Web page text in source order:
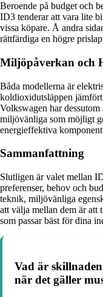
Beroende på budget och
ID3 tenderar att vara lite
vissa köpare. Å andra
rättfärdiga en högre
Miljöpåverkan och
Båda modellerna är
koldioxidutsläppen
Volkswagen har
miljövänliga som möjligt
energieffektiva
Sammanfattning
Slutligen är valet mellan
preferenser, behov och
teknik, miljövänliga
att välja mellan dem är att
som passar bäst för dina
Vad är
när det gäller